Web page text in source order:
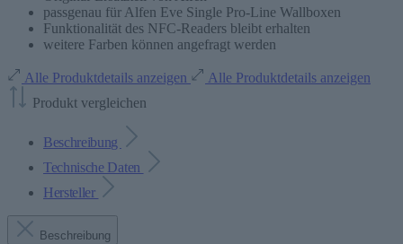
passgenau für Alfen Eve Single Pro-Line Wallboxen
Funktionalität des NFC-Readers bleibt erhalten
weitere Farben können angefragt werden
Alle Produktdetails anzeigen
Alle Produktdetails anzeigen
Produkt vergleichen
Beschreibung
Technische Daten
Hersteller
Beschreibung